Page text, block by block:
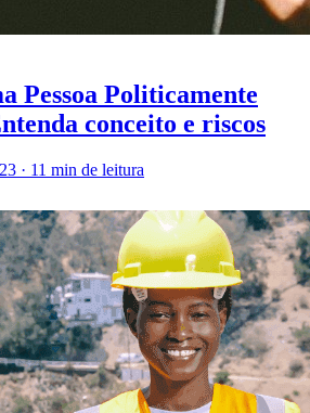
Pessoa Politicamente
conceito e riscos
· 11 min de leitura